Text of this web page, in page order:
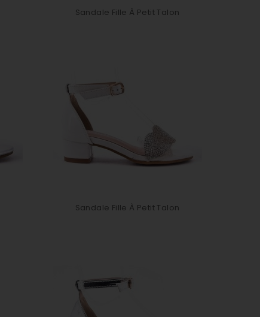
Sandale Fille À Petit Talon
Sandale Fille À Petit Talon